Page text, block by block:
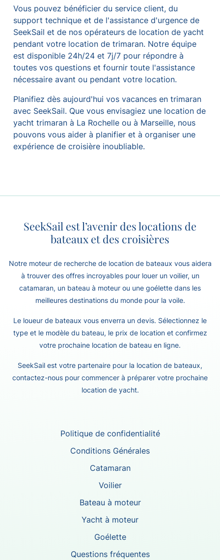
Vous pouvez bénéficier du service client, du
support technique et de l'assistance d'urgence de
SeekSail et de nos opérateurs de location de yacht
pendant votre location de trimaran. Notre équipe
est disponible 24h/24 et 7j/7 pour répondre à
toutes vos questions et fournir toute l'assistance
nécessaire avant ou pendant votre location.
Planifiez dès aujourd'hui vos vacances en trimaran
avec SeekSail. Que vous envisagiez une location de
yacht trimaran à La Rochelle ou à Marseille, nous
pouvons vous aider à planifier et à organiser une
expérience de croisière inoubliable.
SeekSail est l’avenir des locations de
bateaux et des croisières
Notre moteur de recherche de location de bateaux vous aidera
à trouver des offres incroyables pour louer un voilier, un
catamaran, un bateau à moteur ou une goélette dans les
meilleures destinations du monde pour la voile.
Le loueur de bateaux vous enverra un devis. Sélectionnez le
type et le modèle du bateau, le prix de location et confirmez
votre prochaine location de bateau en ligne.
SeekSail est votre partenaire pour la location de bateaux,
contactez-nous pour commencer à préparer votre prochaine
location de yacht.
Politique de confidentialité
Conditions Générales
Catamaran
Voilier
Bateau à moteur
Yacht à moteur
Goélette
Questions fréquentes